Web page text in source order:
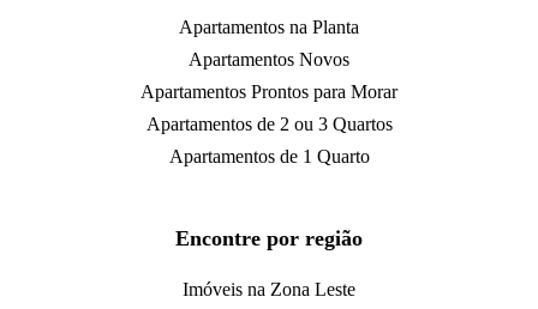
Apartamentos na Planta
Apartamentos Novos
Apartamentos Prontos para Morar
Apartamentos de 2 ou 3 Quartos
Apartamentos de 1 Quarto
Encontre por região
Imóveis na Zona Leste